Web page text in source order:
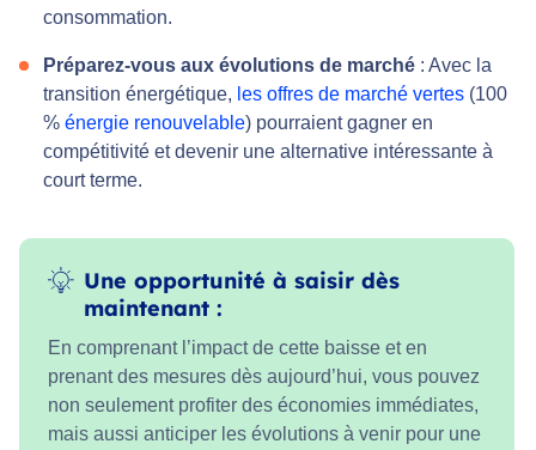
consommation.
Préparez-vous aux évolutions de marché : Avec la
transition énergétique, les offres de marché vertes (100
% énergie renouvelable) pourraient gagner en
compétitivité et devenir une alternative intéressante à
court terme.
Une opportunité à saisir dès
maintenant :
En comprenant l’impact de cette baisse et en
prenant des mesures dès aujourd’hui, vous pouvez
non seulement profiter des économies immédiates,
mais aussi anticiper les évolutions à venir pour une